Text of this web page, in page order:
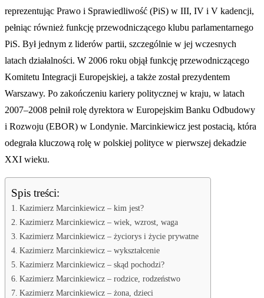
reprezentując Prawo i Sprawiedliwość (PiS) w III, IV i V kadencji,
pełniąc również funkcję przewodniczącego klubu parlamentarnego
PiS. Był jednym z liderów partii, szczególnie w jej wczesnych
latach działalności. W 2006 roku objął funkcję przewodniczącego
Komitetu Integracji Europejskiej, a także został prezydentem
Warszawy. Po zakończeniu kariery politycznej w kraju, w latach
2007–2008 pełnił rolę dyrektora w Europejskim Banku Odbudowy
i Rozwoju (EBOR) w Londynie. Marcinkiewicz jest postacią, która
odegrała kluczową rolę w polskiej polityce w pierwszej dekadzie
XXI wieku.
Spis treści:
Kazimierz Marcinkiewicz – kim jest?
Kazimierz Marcinkiewicz – wiek, wzrost, waga
Kazimierz Marcinkiewicz – życiorys i życie prywatne
Kazimierz Marcinkiewicz – wykształcenie
Kazimierz Marcinkiewicz – skąd pochodzi?
Kazimierz Marcinkiewicz – rodzice, rodzeństwo
Kazimierz Marcinkiewicz – żona, dzieci